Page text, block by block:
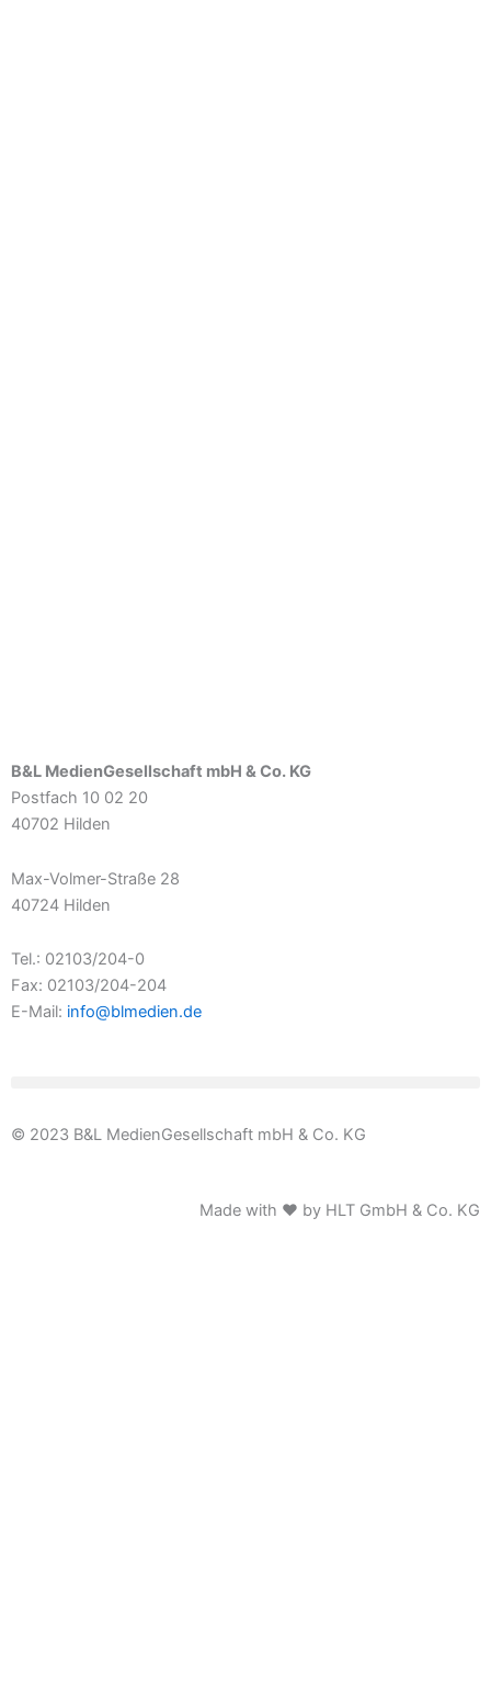
B&L MedienGesellschaft mbH & Co. KG
Postfach 10 02 20
40702 Hilden
Max-Volmer-Straße 28
40724 Hilden
Tel.: 02103/204-0
Fax: 02103/204-204
E-Mail: info@blmedien.de
© 2023 B&L MedienGesellschaft mbH & Co. KG
Made with ♥ by HLT GmbH & Co. KG